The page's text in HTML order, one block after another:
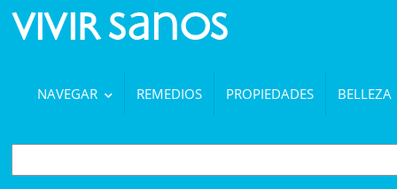
NAVEGAR REMEDIOS PROPIEDADES BELLEZA
BUSCAR